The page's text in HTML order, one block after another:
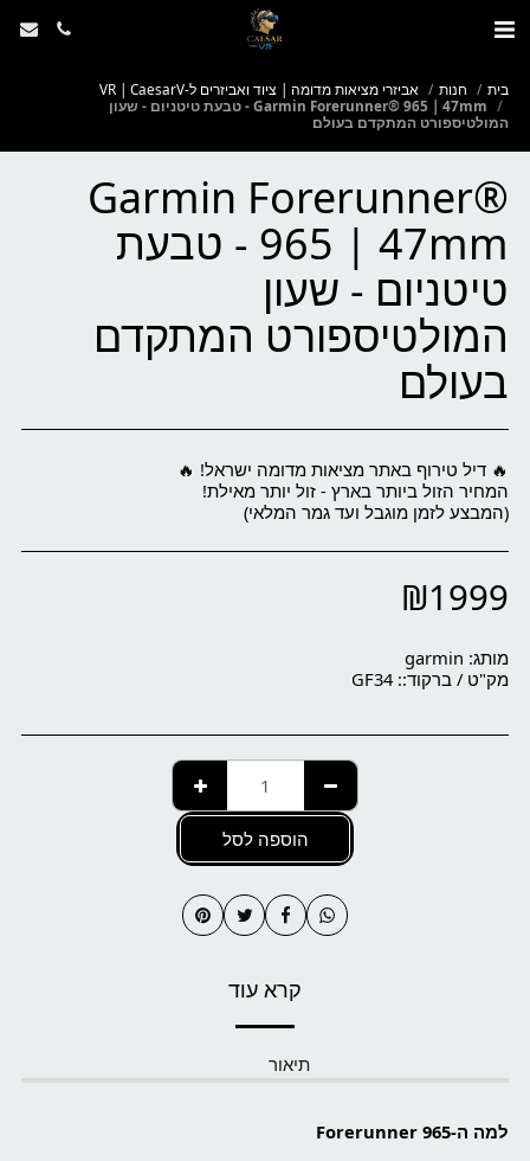
בית חנות
אביזרי מציאות מדומה | ציוד ואביזרים ל-VR | CaesarV
Garmin Forerunner® 965 | 47mm - טבעת טיטניום - שעון
המולטיספורט המתקדם בעולם
Garmin Forerunner®
965 | 47mm - טבעת
טיטניום - שעון
המולטיספורט המתקדם
בעולם
(המבצע לזמן מוגבל ועד גמר המלאי)
₪1999
מותג: garmin
מק"ט / ברקוד:: GF34
הוספה לסל
קרא עוד
תיאור
למה ה-Forerunner 965